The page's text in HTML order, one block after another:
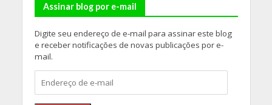
Assinar blog por e-mail
Digite seu endereço de e-mail para assinar este blog
e receber notificações de novas publicações por e-
mail.
de
e-